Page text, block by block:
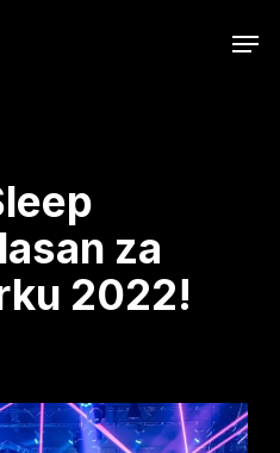
za
2022!